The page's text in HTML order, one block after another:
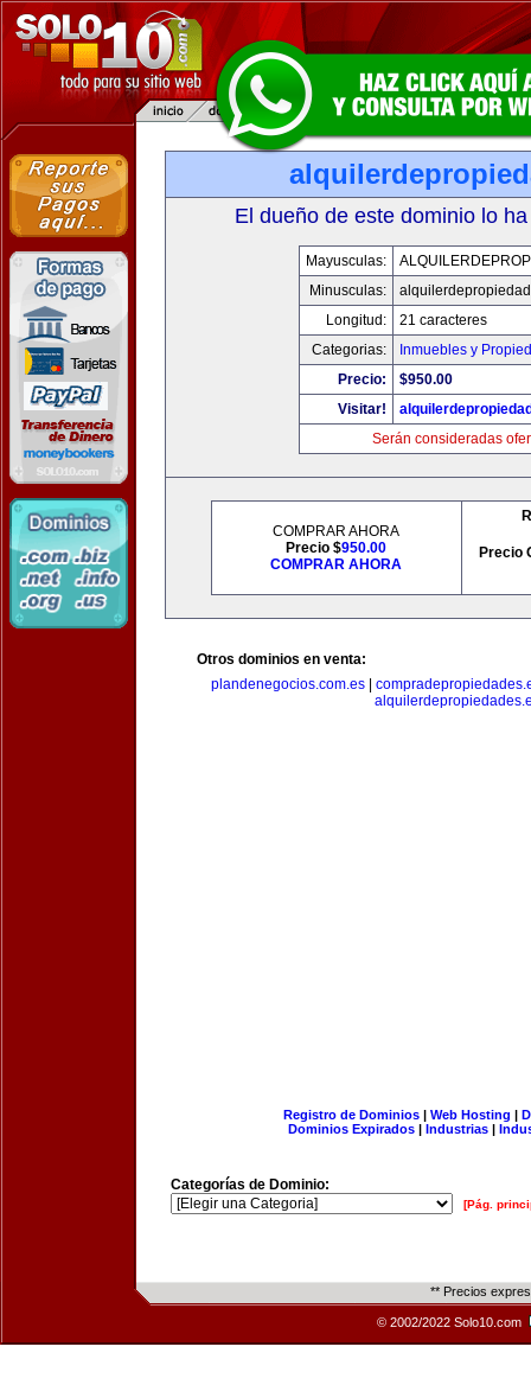
El dueño de este dominio lo
Mayusculas:
Minusculas:
Longitud:
21 caracteres
Categorias:
Inmuebles y
Precio:
$950.00
Visitar!
Serán consideradas
COMPRAR AHORA
Precio $950.00
COMPRAR AHORA
Precio
Otros dominios en venta:
plandenegocios.com.es|
Registro de Dominios| Web Hosting |
Dominios Expirados | Industrias |
Categorías de Dominio:
[Pág.
** Precios
© 2002/2022 Solo10.com